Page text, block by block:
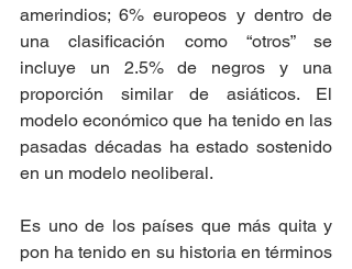
amerindios; 6% europeos y dentro de
una clasificación como “otros” se
incluye un 2.5% de negros y una
proporción similar de asiáticos. El
modelo económico que ha tenido en las
pasadas décadas ha estado sostenido
en un modelo neoliberal.
Es uno de los países que más quita y
pon ha tenido en su historia en términos